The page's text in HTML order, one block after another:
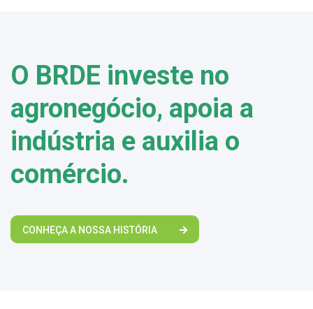
O BRDE investe no
agronegócio, apoia a
indústria e auxilia o
comércio.
CONHEÇA A NOSSA HISTÓRIA